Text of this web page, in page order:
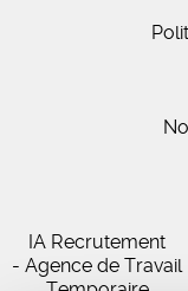
IA Recrutement
- Agence de Travail